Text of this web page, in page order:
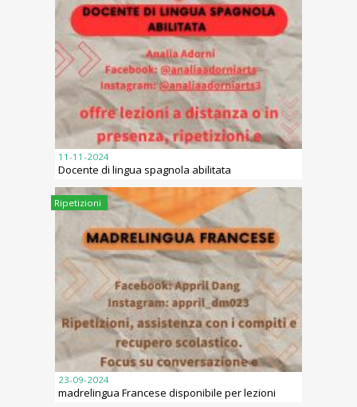
11-11-2024
Docente di lingua spagnola abilitata
Ripetizioni
23-09-2024
madrelingua Francese disponibile per lezioni